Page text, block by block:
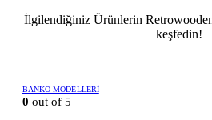
İlgilendiğiniz Ürünlerin
keşfedin!
BANKO MODELLERI
0 out of 5